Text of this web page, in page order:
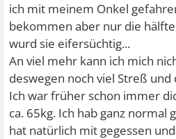
ich mit meinem Onkel
bekommen aber nur die
wurd sie eifersüchtig...
An viel mehr kann ich mich
deswegen noch viel Streß
Ich war früher schon immer
ca. 65kg. Ich hab ganz normal
hat natürlich mit gegessen